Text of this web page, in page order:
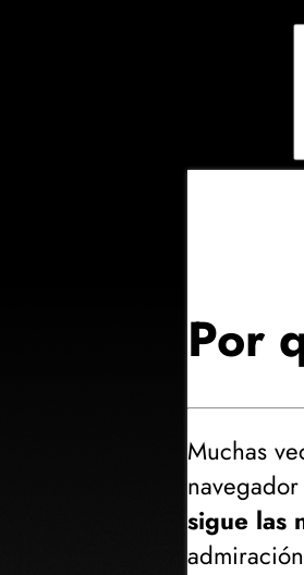
Por
Muchas
sigue las